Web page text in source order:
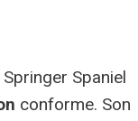
Spaniel
conforme. Son